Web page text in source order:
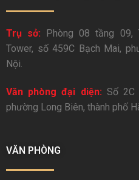
Trụ sở: Phòng 08 tầng 09,
Tower, số 459C Bạch Mai,
Nội.
Văn phòng đại diện: Số 2C
phường Long Biên, thành phố
VĂN PHÒNG